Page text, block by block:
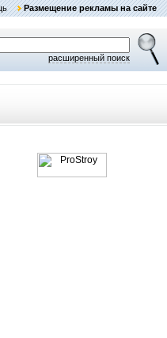
Размещение рекламы на сайте
расширенный поиск